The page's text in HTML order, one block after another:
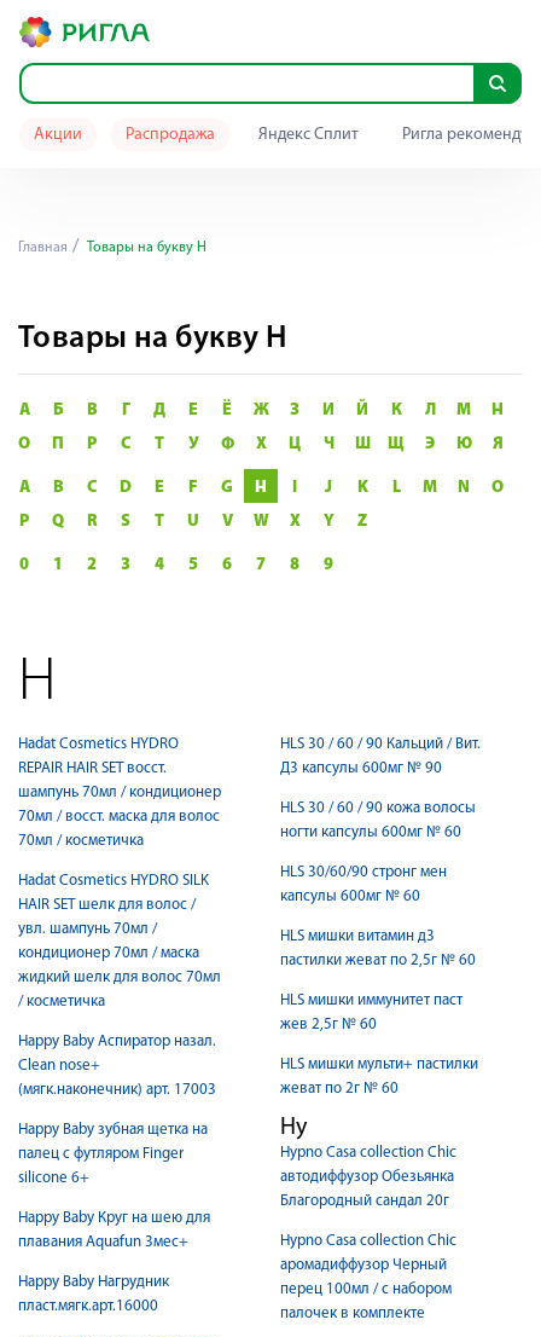
Акции Распродажа Яндекс Сплит Ригла
Главная Товары на букву H
Товары на букву H
А Б В Г Д Е Ё Ж З И Й К Л М
Н
О
П Р С Т У Ф Х Ц Ч Ш Щ Э Ю Я
A B C D E F G H I J K L M N
O
P
Q R S T U V W X Y Z
0 1 2 3 4 5 6 7 8 9
H
Hadat Cosmetics HYDRO
REPAIR HAIR SET восст.
шампунь 70мл / кондиционер
70мл / восст. маска для волос
70мл / косметичка
Hadat Cosmetics HYDRO SILK
HAIR SET шелк для волос /
увл. шампунь 70мл /
кондиционер 70мл / маска
жидкий шелк для волос 70мл
/ косметичка
Happy Baby Аспиратор назал.
Clean nose+
(мягк.наконечник) арт. 17003
Happy Baby зубная щетка на
палец с футляром Finger
silicone 6+
Happy Baby Круг на шею для
плавания Aquafun 3мес+
Happy Baby Нагрудник
пласт.мягк.арт.16000
HLS 30 / 60 / 90 Кальций / Вит.
Д3 капсулы 600мг № 90
HLS 30 / 60 / 90 кожа волосы
ногти капсулы 600мг № 60
HLS 30/60/90 стронг мен
капсулы 600мг № 60
HLS мишки витамин д3
пастилки жеват по 2,5г № 60
HLS мишки иммунитет паст
жев 2,5г № 60
HLS мишки мульти+ пастилки
жеват по 2г № 60
Hy
Hypno Casa collection Chic
автодиффузор Обезьянка
Благородный сандал 20г
Hypno Casa collection Chic
аромадиффузор Черный
перец 100мл / с набором
палочек в комплекте